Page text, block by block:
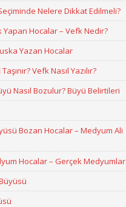
Nelere Dikkat Edilmeli?
Yapan Hocalar – Vefk Nedir?
Yazan Hocalar
Vefk Nasıl Yazılır?
Nasıl Bozulur? Büyü Belirtileri
Bozan Hocalar – Medyum Ali
Hocalar – Gerçek Medyumlar